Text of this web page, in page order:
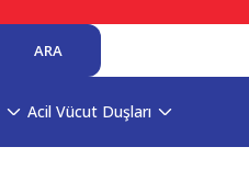
ARA
Acil Vücut Duşları